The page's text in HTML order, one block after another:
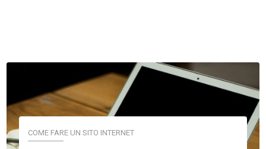
COME FARE UN SITO INTERNET